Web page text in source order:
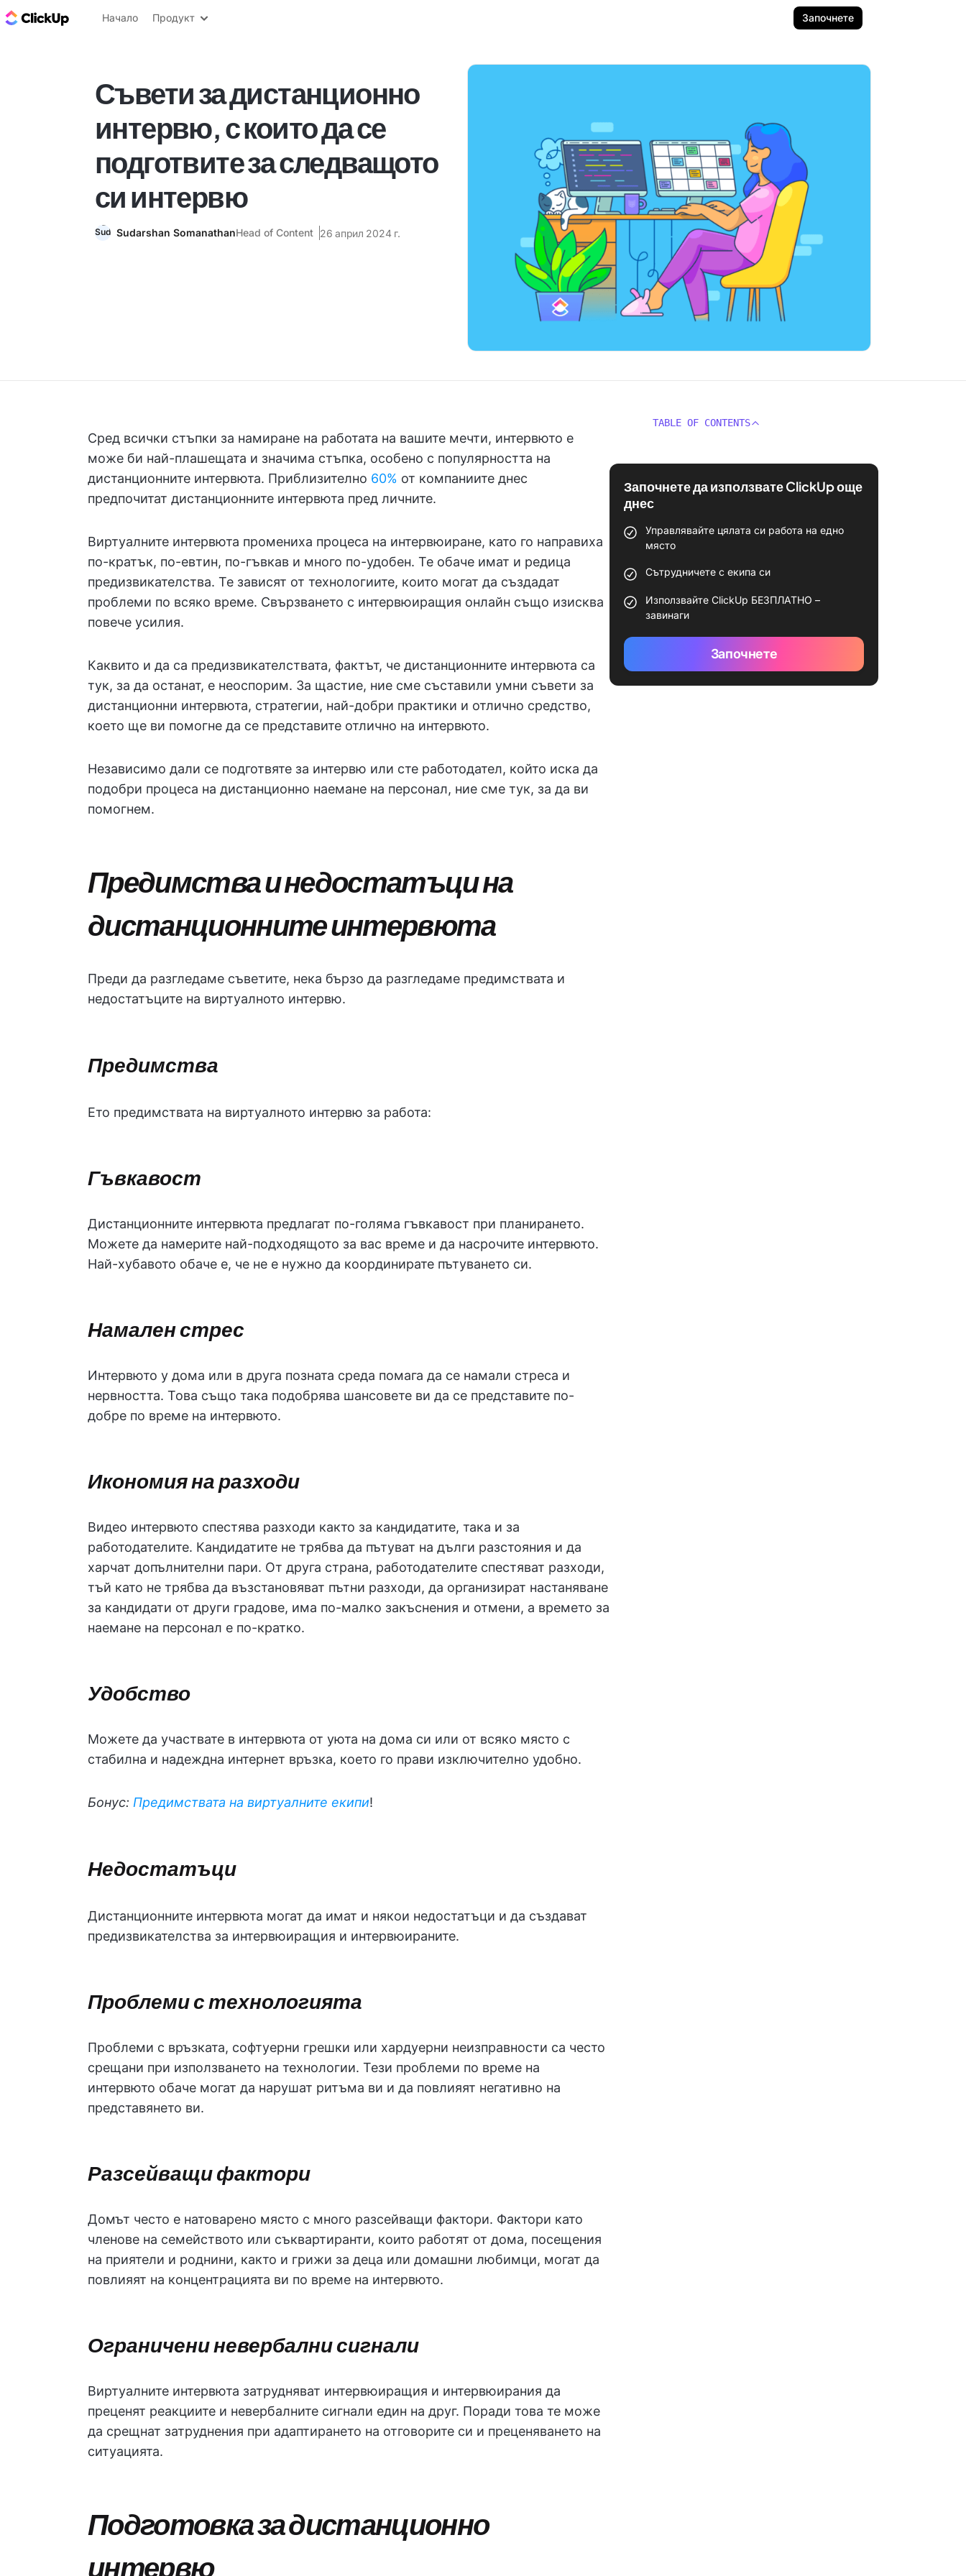
ClickUp блог
Начало Продукт Започнете
Съвети за дистанционно
интервю, с които да се
подготвите за следващото
си интервю
Sudarshan SomanathanHead of Content 26 април 2024 г.
Сред всички стъпки за намиране на работата на вашите мечти, интервюто е
може би най-плашещата и значима стъпка, особено с популярността на
дистанционните интервюта. Приблизително 60% от компаниите днес
предпочитат дистанционните интервюта пред личните.
Виртуалните интервюта промениха процеса на интервюиране, като го направиха
по-кратък, по-евтин, по-гъвкав и много по-удобен. Те обаче имат и редица
предизвикателства. Те зависят от технологиите, които могат да създадат
проблеми по всяко време. Свързването с интервюиращия онлайн също изисква
повече усилия.
Каквито и да са предизвикателствата, фактът, че дистанционните интервюта са
тук, за да останат, е неоспорим. За щастие, ние сме съставили умни съвети за
дистанционни интервюта, стратегии, най-добри практики и отлично средство,
което ще ви помогне да се представите отлично на интервюто.
Независимо дали се подготвяте за интервю или сте работодател, който иска да
подобри процеса на дистанционно наемане на персонал, ние сме тук, за да ви
помогнем.
Предимства и недостатъци на
дистанционните интервюта
Преди да разгледаме съветите, нека бързо да разгледаме предимствата и
недостатъците на виртуалното интервю.
Предимства
Ето предимствата на виртуалното интервю за работа:
Гъвкавост
Дистанционните интервюта предлагат по-голяма гъвкавост при планирането.
Можете да намерите най-подходящото за вас време и да насрочите интервюто.
Най-хубавото обаче е, че не е нужно да координирате пътуването си.
Намален стрес
Интервюто у дома или в друга позната среда помага да се намали стреса и
нервността. Това също така подобрява шансовете ви да се представите по-
добре по време на интервюто.
Икономия на разходи
Видео интервюто спестява разходи както за кандидатите, така и за
работодателите. Кандидатите не трябва да пътуват на дълги разстояния и да
харчат допълнителни пари. От друга страна, работодателите спестяват разходи,
тъй като не трябва да възстановяват пътни разходи, да организират настаняване
за кандидати от други градове, има по-малко закъснения и отмени, а времето за
наемане на персонал е по-кратко.
Удобство
Можете да участвате в интервюта от уюта на дома си или от всяко място с
стабилна и надеждна интернет връзка, което го прави изключително удобно.
Бонус: Предимствата на виртуалните екипи!
Недостатъци
Дистанционните интервюта могат да имат и някои недостатъци и да създават
предизвикателства за интервюиращия и интервюираните.
Проблеми с технологията
Проблеми с връзката, софтуерни грешки или хардуерни неизправности са често
срещани при използването на технологии. Тези проблеми по време на
интервюто обаче могат да нарушат ритъма ви и да повлияят негативно на
представянето ви.
Разсейващи фактори
Домът често е натоварено място с много разсейващи фактори. Фактори като
членове на семейството или съквартиранти, които работят от дома, посещения
на приятели и роднини, както и грижи за деца или домашни любимци, могат да
повлияят на концентрацията ви по време на интервюто.
Ограничени невербални сигнали
Виртуалните интервюта затрудняват интервюиращия и интервюирания да
преценят реакциите и невербалните сигнали един на друг. Поради това те може
да срещнат затруднения при адаптирането на отговорите си и преценяването на
ситуацията.
Подготовка за дистанционно
интервю
TABLE OF CONTENTS
Започнете да използвате ClickUp още
днес
Управлявайте цялата си работа на едно
място
Сътрудничете с екипа си
Използвайте ClickUp БЕЗПЛАТНО –
завинаги
Започнете